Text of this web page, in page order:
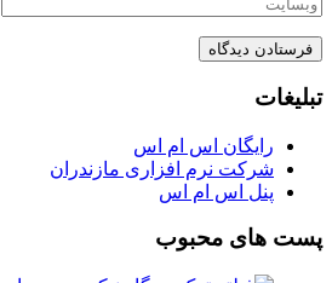
تبلیغات
رایگان اس ام اس
شرکت نرم افزاری مازندران
پنل اس ام اس
پست های محبوب